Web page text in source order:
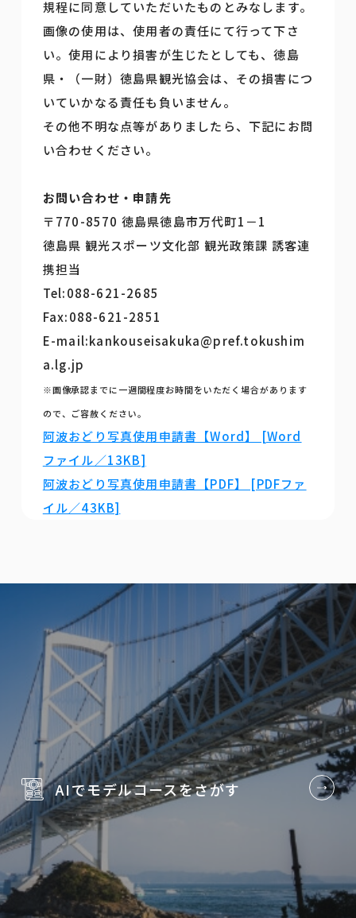
規程に同意していただいたものとみなします。
画像の使用は、使用者の責任にて行って下さ
い。使用により損害が生じたとしても、徳島
県・（一財）徳島県観光協会は、その損害につ
いていかなる責任も負いません。
その他不明な点等がありましたら、下記にお問
い合わせください。
お問い合わせ・申請先
〒770-8570 徳島県徳島市万代町1－1
徳島県 観光スポーツ文化部 観光政策課 誘客連
携担当
Tel:088-621-2685
Fax:088-621-2851
E-mail:kankouseisakuka@pref.tokushim
a.lg.jp
※画像承認までに一週間程度お時間をいただく場合があります
ので、ご容赦ください。
阿波おどり写真使用申請書【Word】 [Word
ファイル／13KB]
阿波おどり写真使用申請書【PDF】 [PDFファ
イル／43KB]
AIでモデルコースをさがす